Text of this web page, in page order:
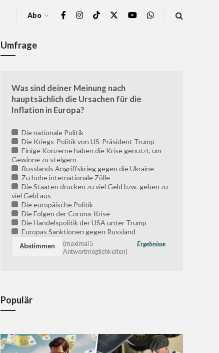
Abo
Umfrage
Was sind deiner Meinung nach
hauptsächlich die Ursachen für die
Inflation in Europa?
Die nationale Politik
Die Kriegs-Politik von US-Präsident Trump
Einige Konzerne haben die Krise genutzt, um
Gewinne zu steigern
Russlands Angriffskrieg gegen die Ukraine
Zu hohe internationale Zölle
Die Staaten drucken zu viel Geld bzw. geben zu
viel Geld aus
Die europäische Politik
Die Folgen der Corona-Krise
Die Handelspolitik der USA unter Trump
Europas Sanktionen gegen Russland
Ergebnisse
(maximal 5
Antwortmöglichkeiten)
Populär